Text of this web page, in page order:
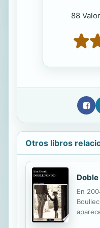
88
Otros libros
En